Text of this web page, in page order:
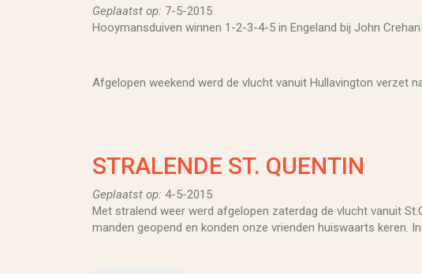
Geplaatst op: 7-5-2015
Hooymansduiven winnen 1-2-3-4-5 in Engeland bij John
Afgelopen weekend werd de vlucht vanuit Hullavington verzet
STRALENDE ST. QUENTIN
Geplaatst op: 4-5-2015
Met stralend weer werd afgelopen zaterdag de vlucht vanuit
manden geopend en konden onze vrienden huiswaarts keren.